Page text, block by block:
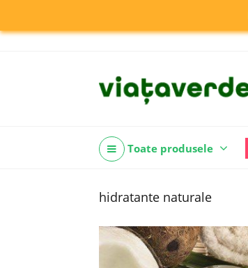
Toate produsele
hidratante naturale